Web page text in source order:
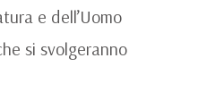
e dell’Uomo
si svolgeranno